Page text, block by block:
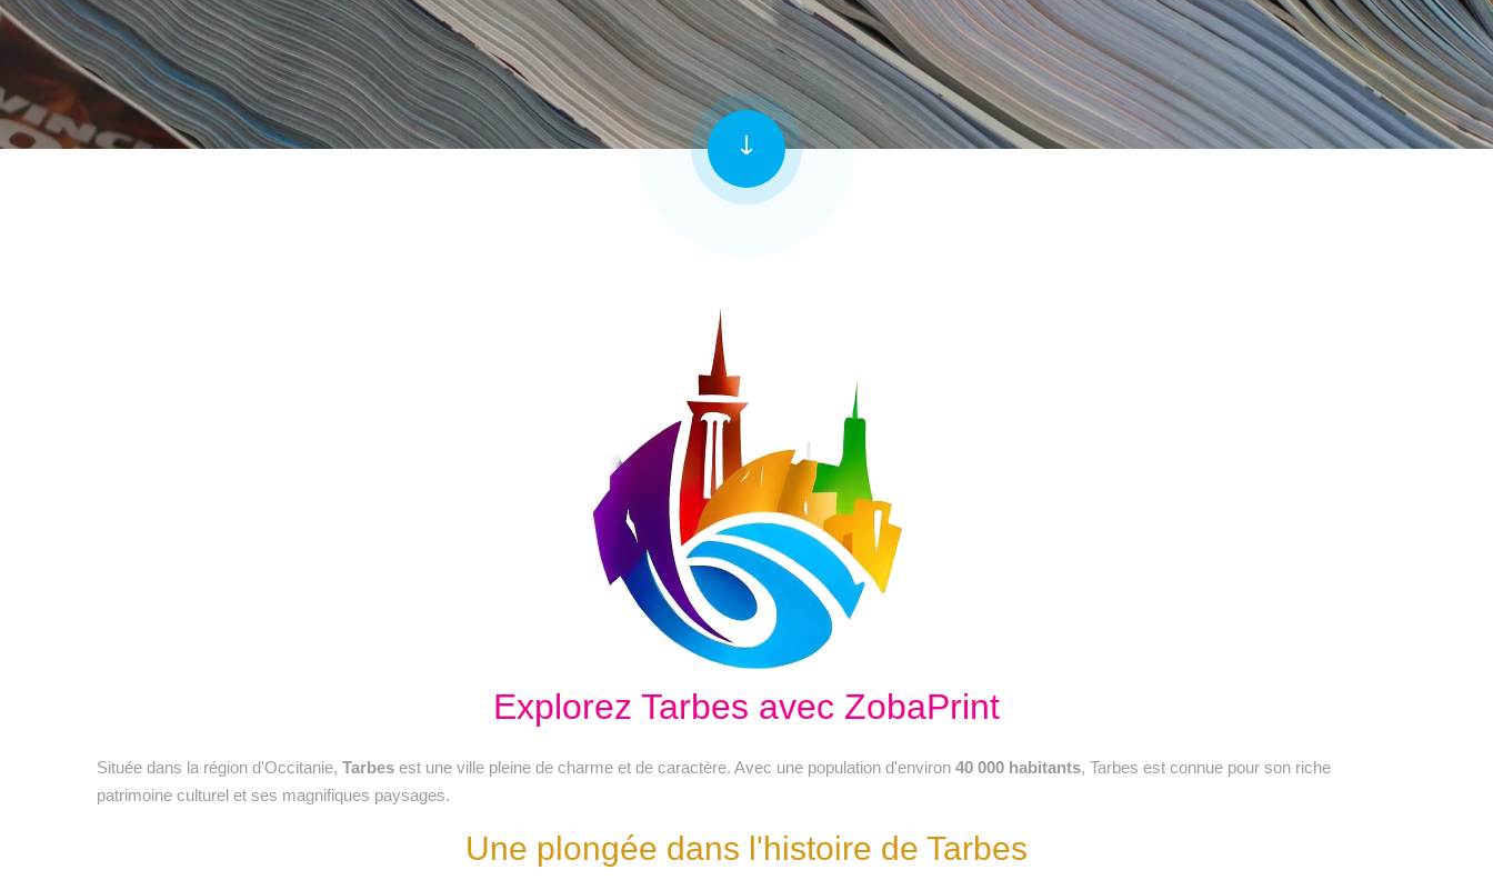
Explorez Tarbes avec ZobaPrint
Située dans la région d'Occitanie, Tarbes est une ville pleine de charme et de caractère. Avec une population d'environ 40 000 habitants, Tarbes est connue pour son riche
patrimoine culturel et ses magnifiques paysages.
Une plongée dans l'histoire de Tarbes